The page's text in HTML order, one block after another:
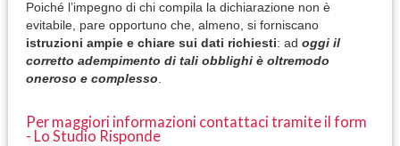
Poiché l’impegno di chi compila la dichiarazione non è
evitabile, pare opportuno che, almeno, si forniscano
istruzioni ampie e chiare sui dati richiesti: ad oggi il
corretto adempimento di tali obblighi è oltremodo
oneroso e complesso.
Per maggiori informazioni contattaci tramite il form
- Lo Studio Risponde